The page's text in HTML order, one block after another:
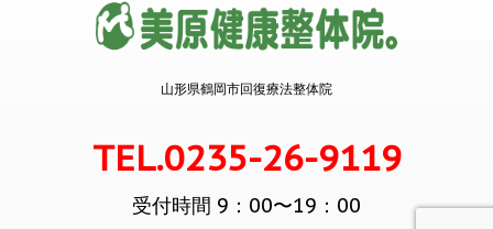
山形県鶴岡市回復療法整体院
TEL.0235-26-9119
受付時間 9：00〜19：00